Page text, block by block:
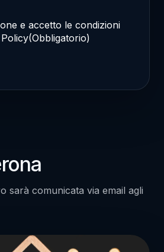
e accetto le condizioni
(Obbligatorio)
sarà comunicata via email agli